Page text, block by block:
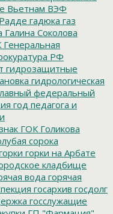
Вьетнам ВЭФ
гадюка газ
Галина Соколова
Генеральная
РФ
гидрозащитные
гидрологическая
федеральный
год педагога и
ГОК Голикова
сорока
горки на Арбате
кладбище
вода горячая
госархив госдолг
госслужащие